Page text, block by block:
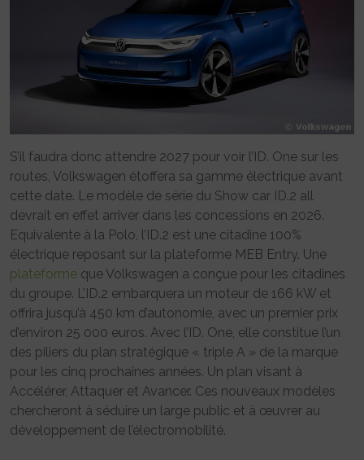
S’il faudra donc attendre 2027 pour voir l’ID. One sur les
routes, Volkswagen étoffera sa gamme électrique avant
cette date. Le modèle de série du Show car ID.2 all
devrait en effet arriver dans les concessions en 2026.
Equivalente à la Polo, l’ID.2 est une citadine 100%
électrique reposant sur la plateforme MEB Entry. Une
plateforme que Volkswagen a conçue pour les citadines
du groupe. L’ID.2 embarquera un moteur de 166 kW et
offrira jusqu’à 450 km d’autonomie, avec un premier prix
d’environ 25 000 euros. Avec l’ID. One, elle constitue l’un
des piliers du plan stratégique « triple A » de la marque
pour les cinq prochaines années. Un plan visant à
Accélérer, Attaquer et Avancer. Ces nouveaux modèles
chercheront à séduire un large public et à œuvrer au
développement de l’électromobilité.